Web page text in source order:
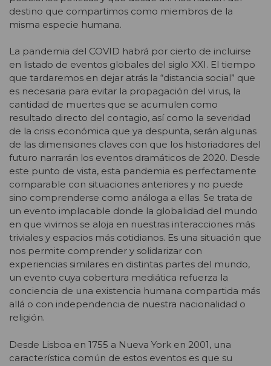
destino que compartimos como miembros de la
misma especie humana.
La pandemia del COVID habrá por cierto de incluirse
en listado de eventos globales del siglo XXI. El tiempo
que tardaremos en dejar atrás la “distancia social” que
es necesaria para evitar la propagación del virus, la
cantidad de muertes que se acumulen como
resultado directo del contagio, así como la severidad
de la crisis económica que ya despunta, serán algunas
de las dimensiones claves con que los historiadores del
futuro narrarán los eventos dramáticos de 2020. Desde
este punto de vista, esta pandemia es perfectamente
comparable con situaciones anteriores y no puede
sino comprenderse como análoga a ellas. Se trata de
un evento implacable donde la globalidad del mundo
en que vivimos se aloja en nuestras interacciones más
triviales y espacios más cotidianos. Es una situación que
nos permite comprender y solidarizar con
experiencias similares en distintas partes del mundo,
un evento cuya cobertura mediática refuerza la
conciencia de una existencia humana compartida más
allá o con independencia de nuestra nacionalidad o
religión.
Desde Lisboa en 1755 a Nueva York en 2001, una
característica común de estos eventos es que su